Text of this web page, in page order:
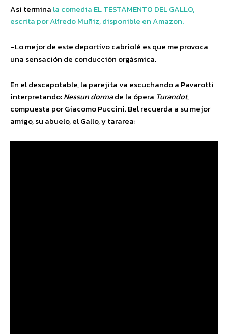
Así termina la comedia EL TESTAMENTO DEL GALLO,
escrita por Alfredo Muñiz, disponible en Amazon.
–Lo mejor de este deportivo cabriolé es que me provoca
una sensación de conducción orgásmica.
En el descapotable, la parejita va escuchando a Pavarotti
interpretando:Nessun dormade la ópera Turandot,
compuesta por Giacomo Puccini. Bel recuerda a su mejor
amigo, su abuelo, el Gallo, y tararea: